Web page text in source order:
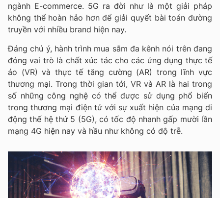
ngành E-commerce. 5G ra đời như là một giải pháp
không thể hoàn hảo hơn để giải quyết bài toán đường
truyền với nhiều brand hiện nay.
Đáng chú ý, hành trình mua sắm đa kênh nói trên đang
đóng vai trò là chất xúc tác cho các ứng dụng thực tế
ảo (VR) và thực tế tăng cường (AR) trong lĩnh vực
thương mại. Trong thời gian tới, VR và AR là hai trong
số những công nghệ có thể được sử dụng phổ biến
trong thương mại điện tử với sự xuất hiện của mạng di
động thế hệ thứ 5 (5G), có tốc độ nhanh gấp mười lần
mạng 4G hiện nay và hầu như không có độ trễ.